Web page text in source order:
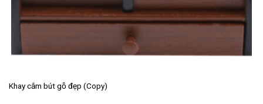
Khay cắm bút gỗ đẹp (Copy)